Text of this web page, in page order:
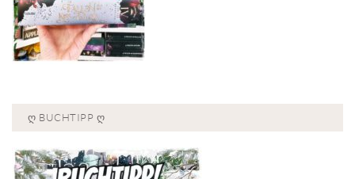
Ღ BUCHTIPP Ღ